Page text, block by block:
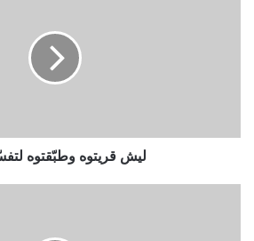
ليش قريتوه وطبّقتوه